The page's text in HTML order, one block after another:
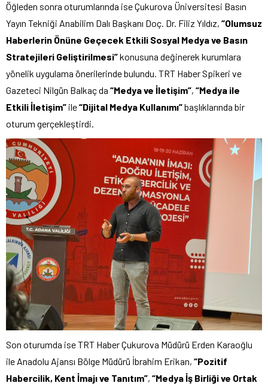
Öğleden sonra oturumlarında ise Çukurova Üniversitesi Basın
Yayın Tekniği Anabilim Dalı Başkanı Doç. Dr. Filiz Yıldız, “Olumsuz
Haberlerin Önüne Geçecek Etkili Sosyal Medya ve Basın
Stratejileri Geliştirilmesi”konusuna değinerek kurumlara
yönelik uygulama önerilerinde bulundu. TRT Haber Spikeri ve
Gazeteci Nilgün Balkaç da “Medya ve İletişim”, “Medya ile
Etkili İletişim” ile“Dijital Medya Kullanımı”başlıklarında bir
oturum gerçekleştirdi.
Son oturumda ise TRT Haber Çukurova Müdürü Erden Karaoğlu
ile Anadolu Ajansı Bölge Müdürü İbrahim Erikan, “Pozitif
Habercilik, Kent İmajı ve Tanıtım”, “Medya İş Birliği ve Ortak